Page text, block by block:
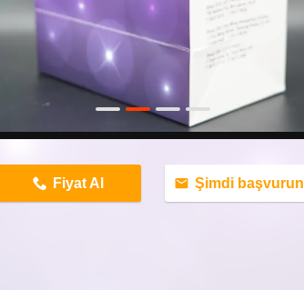
Fiyat Al Şimdi başvurun